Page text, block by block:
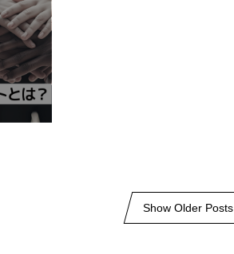
Show Older Posts